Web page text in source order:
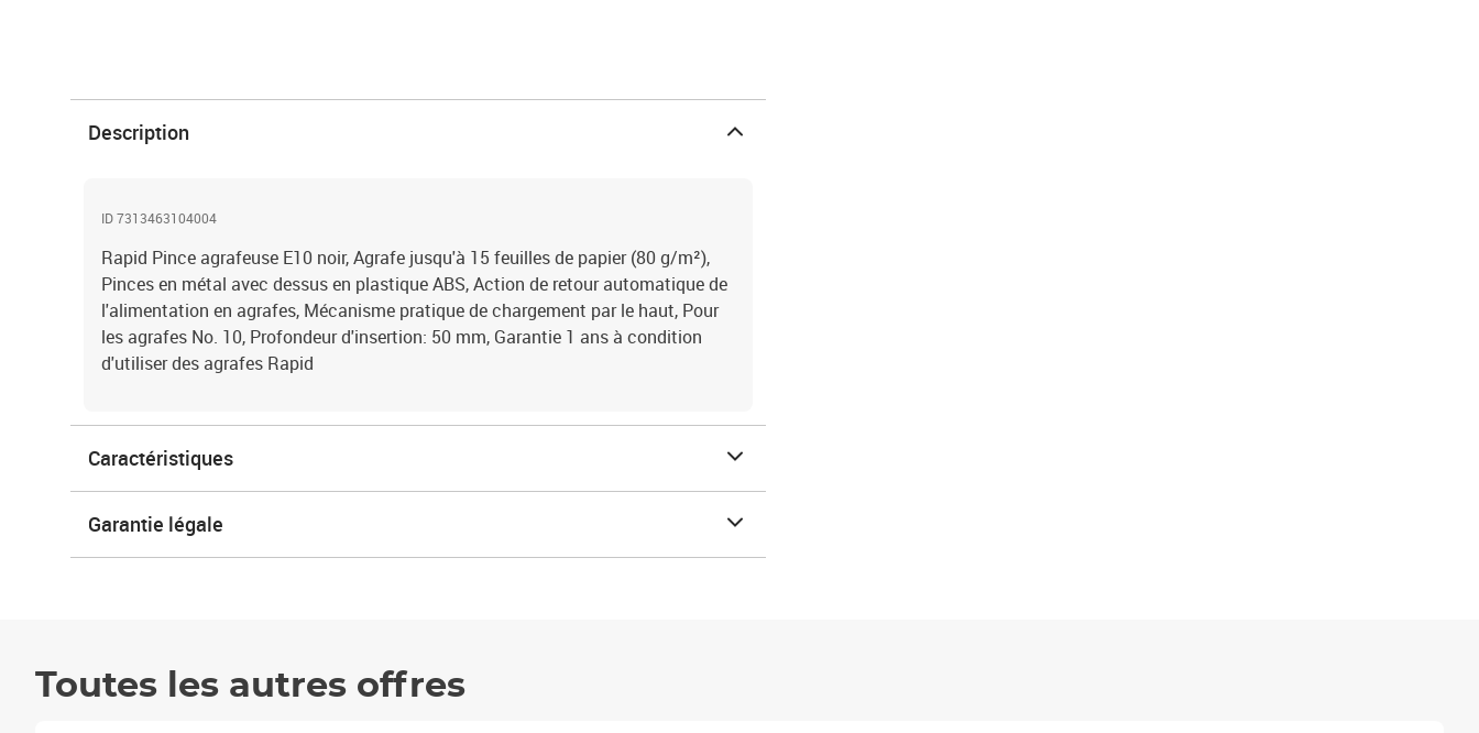
Description
ID 7313463104004
Rapid Pince agrafeuse E10 noir, Agrafe jusqu'à 15 feuilles de papier (80 g/m²),
Pinces en métal avec dessus en plastique ABS, Action de retour automatique de
l'alimentation en agrafes, Mécanisme pratique de chargement par le haut, Pour
les agrafes No. 10, Profondeur d'insertion: 50 mm, Garantie 1 ans à condition
d'utiliser des agrafes Rapid
Caractéristiques
Garantie légale
Toutes les autres offres